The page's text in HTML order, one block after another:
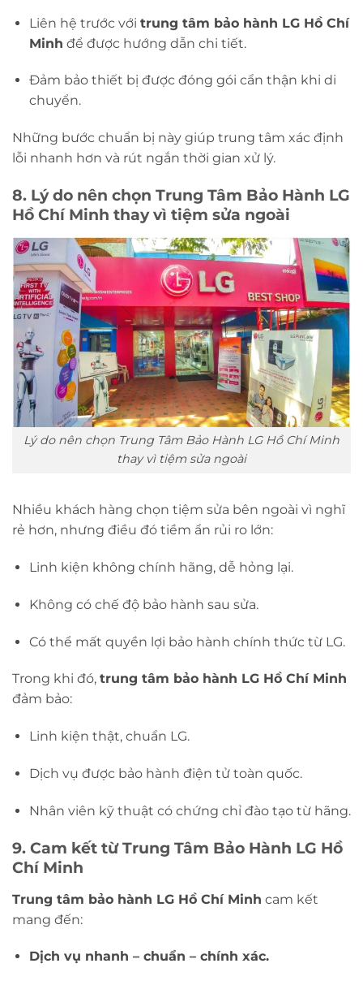
Liên hệ trước với trung tâm bảo hành LG Hồ Chí
Minh để được hướng dẫn chi tiết.
Đảm bảo thiết bị được đóng gói cẩn thận khi di
chuyển.
Những bước chuẩn bị này giúp trung tâm xác định
lỗi nhanh hơn và rút ngắn thời gian xử lý.
8. Lý do nên chọn Trung Tâm Bảo Hành LG
Hồ Chí Minh thay vì tiệm sửa ngoài
Lý do nên chọn Trung Tâm Bảo Hành LG Hồ Chí Minh
thay vì tiệm sửa ngoài
Nhiều khách hàng chọn tiệm sửa bên ngoài vì nghĩ
rẻ hơn, nhưng điều đó tiềm ẩn rủi ro lớn:
Linh kiện không chính hãng, dễ hỏng lại.
Không có chế độ bảo hành sau sửa.
Có thể mất quyền lợi bảo hành chính thức từ LG.
Trong khi đó, trung tâm bảo hành LG Hồ Chí Minh
đảm bảo:
Linh kiện thật, chuẩn LG.
Dịch vụ được bảo hành điện tử toàn quốc.
Nhân viên kỹ thuật có chứng chỉ đào tạo từ hãng.
9. Cam kết từ Trung Tâm Bảo Hành LG Hồ
Chí Minh
Trung tâm bảo hành LG Hồ Chí Minh cam kết
mang đến:
Dịch vụ nhanh – chuẩn – chính xác.